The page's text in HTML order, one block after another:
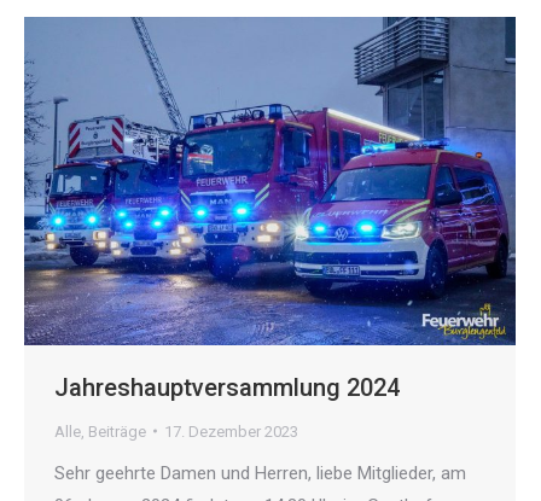
Jahreshauptversammlung 2024
Alle Beiträge 17. Dezember 2023
Sehr geehrte Damen und Herren, liebe Mitglieder, am